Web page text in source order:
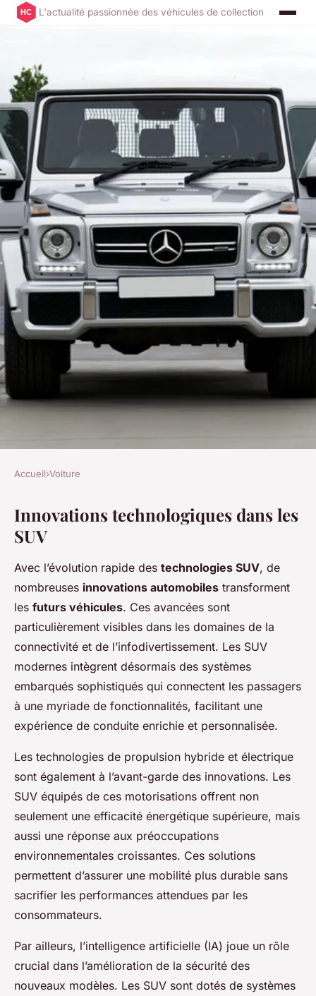
L'actualité passionnée des véhicules de collection
Les tendances à venir dans le
monde des voitures SUV
Éva•22 avril 2025 •5 min de lecture
Accueil›Voiture
Innovations technologiques dans les
SUV
Avec l’évolution rapide des technologies SUV, de
nombreuses innovations automobiles transforment
les futurs véhicules. Ces avancées sont
particulièrement visibles dans les domaines de la
connectivité et de l’infodivertissement. Les SUV
modernes intègrent désormais des systèmes
embarqués sophistiqués qui connectent les passagers
à une myriade de fonctionnalités, facilitant une
expérience de conduite enrichie et personnalisée.
Les technologies de propulsion hybride et électrique
sont également à l’avant-garde des innovations. Les
SUV équipés de ces motorisations offrent non
seulement une efficacité énergétique supérieure, mais
aussi une réponse aux préoccupations
environnementales croissantes. Ces solutions
permettent d’assurer une mobilité plus durable sans
sacrifier les performances attendues par les
consommateurs.
Par ailleurs, l’intelligence artificielle (IA) joue un rôle
crucial dans l’amélioration de la sécurité des
nouveaux modèles. Les SUV sont dotés de systèmes